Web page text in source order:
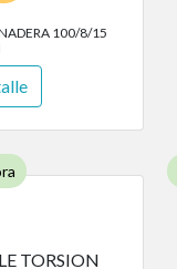
100/8/15